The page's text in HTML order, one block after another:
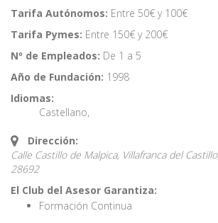
Tarifa Autónomos: Entre 50€ y 100€
Tarifa Pymes: Entre 150€ y 200€
Nº de Empleados: De 1 a 5
Año de Fundación: 1998
Idiomas:
Castellano,
Dirección:
Calle Castillo de Malpica, Villafranca del
28692
El Club del Asesor Garantiza:
Formación Continua